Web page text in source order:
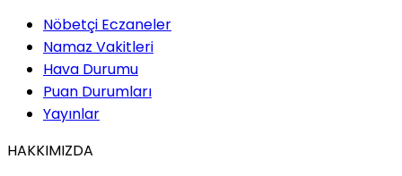
Nöbetçi Eczaneler
Namaz Vakitleri
Hava Durumu
Puan Durumları
Yayınlar
HAKKIMIZDA